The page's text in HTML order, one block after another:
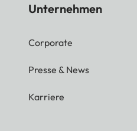
Unternehmen
Corporate
Presse & News
Karriere